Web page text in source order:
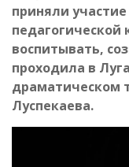
приняли участие
воспитывать,
проходила в
драматическом
Луспекаева.